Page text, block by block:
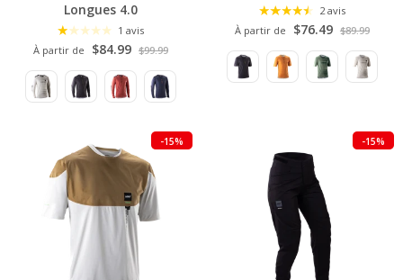
Longues 4.0
1 avis
À partir de
$84.99 $99.99
2 avis
À partir de
$76.49 $89.99
-15% -15%